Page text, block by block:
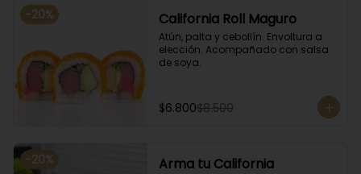
-20% California Roll Maguro
Atún, palta y cebollín. Envoltura a
elección. Acompañado con salsa
de soya.
$6.800$8.500
-20% Arma tu California